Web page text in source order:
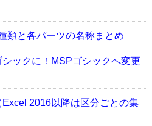
類と各パーツの名称まとめ
ックに！MSPゴシックへ変更
2016以降は区分ごとの集